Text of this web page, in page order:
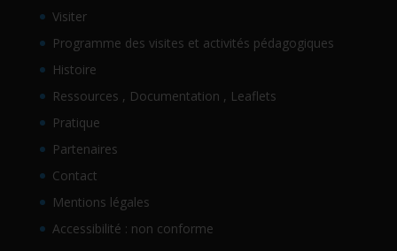
Visiter
Programme des visites et activités pédagogiques
Histoire
Ressources , Documentation , Leaflets
Pratique
Partenaires
Contact
Mentions légales
Accessibilité : non conforme